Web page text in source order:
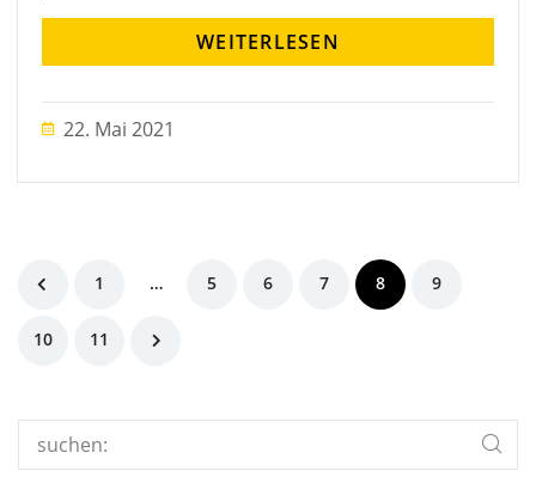
WEITERLESEN
22. Mai 2021
1 … 5 6 7 8 9
10 11
Search